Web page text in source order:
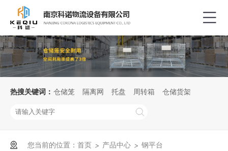
热搜关键词： 仓储笼 隔离网 托盘 周转箱 仓储货架
您当前的位置： 首页 > 产品中心 > 钢平台